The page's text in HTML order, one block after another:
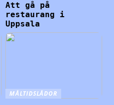
Att gå på
restaurang i
Uppsala
MÅLTIDSLÅDOR